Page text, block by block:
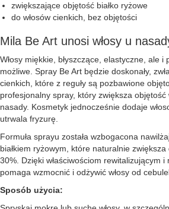
zwiększające objętość białko ryżowe
do włosów cienkich, bez objętości
Mila Be Art unosi włosy u
Włosy miękkie, błyszczące, elastyczne, ale i
możliwe. Spray Be Art będzie doskonały,
cienkich, które z reguły są pozbawione
profesjonalny spray, który zwiększa objętość
nasady. Kosmetyk jednocześnie dodaje
utrwala fryzurę.
Formuła sprayu została wzbogacona
białkiem ryżowym, które naturalnie
30%. Dzięki właściwościom rewitalizującym
pomaga wzmocnić i odżywić włosy od
Sposób użycia: